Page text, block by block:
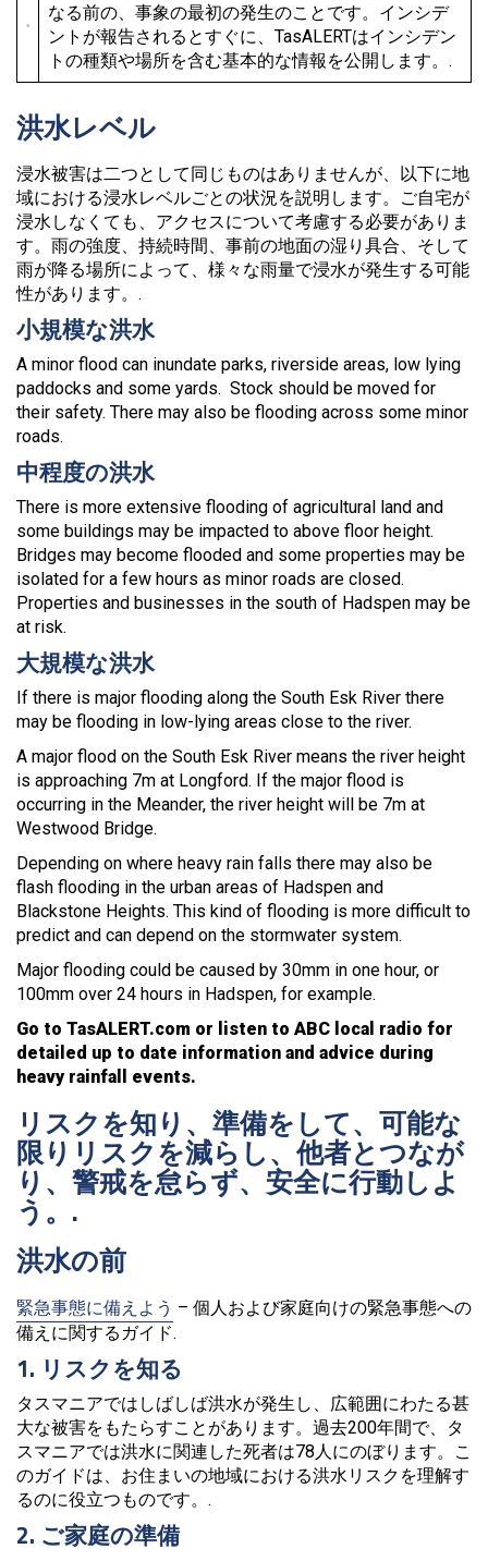
なる前の、事象の最初の発生のことです。インシデ
ントが報告されるとすぐに、TasALERTはインシデン
トの種類や場所を含む基本的な情報を公開します。.
洪水レベル
浸水被害は二つとして同じものはありませんが、以下に地
域における浸水レベルごとの状況を説明します。ご自宅が
浸水しなくても、アクセスについて考慮する必要がありま
す。雨の強度、持続時間、事前の地面の湿り具合、そして
雨が降る場所によって、様々な雨量で浸水が発生する可能
性があります。.
小規模な洪水
A minor flood can inundate parks, riverside areas, low lying
paddocks and some yards. Stock should be moved for
their safety. There may also be flooding across some minor
roads.
中程度の洪水
There is more extensive flooding of agricultural land and
some buildings may be impacted to above floor height.
Bridges may become flooded and some properties may be
isolated for a few hours as minor roads are closed.
Properties and businesses in the south of Hadspen may be
at risk.
大規模な洪水
If there is major flooding along the South Esk River there
may be flooding in low-lying areas close to the river.
A major flood on the South Esk River means the river height
is approaching 7m at Longford. If the major flood is
occurring in the Meander, the river height will be 7m at
Westwood Bridge.
Depending on where heavy rain falls there may also be
flash flooding in the urban areas of Hadspen and
Blackstone Heights. This kind of flooding is more difficult to
predict and can depend on the stormwater system.
Major flooding could be caused by 30mm in one hour, or
100mm over 24 hours in Hadspen, for example.
Go to TasALERT.com or listen to ABC local radio for
detailed up to date information and advice during
heavy rainfall events.
リスクを知り、準備をして、可能な
限りリスクを減らし、他者とつなが
り、警戒を怠らず、安全に行動しよ
う。.
洪水の前
緊急事態に備えよう – 個人および家庭向けの緊急事態への
備えに関するガイド.
1. リスクを知る
タスマニアではしばしば洪水が発生し、広範囲にわたる甚
大な被害をもたらすことがあります。過去200年間で、タ
スマニアでは洪水に関連した死者は78人にのぼります。こ
のガイドは、お住まいの地域における洪水リスクを理解す
るのに役立つものです。.
2. ご家庭の準備